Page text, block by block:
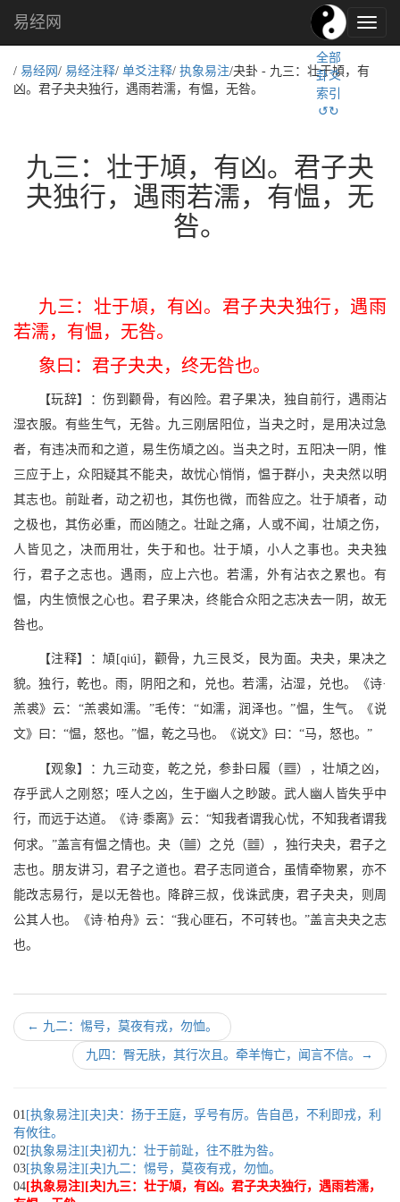
易
经
化,
易经网
全部
卦爻
索引
↺↻
/ 易经网 / 易经注释/ 单爻注释/ 执象易注/夬卦 - 九三：壮于頄，有
凶。君子夬夬独行，遇雨若濡，有愠，无咎。
九三：壮于頄，有凶。君子夬
夬独行，遇雨若濡，有愠，无
咎。
九三：壮于頄，有凶。君子夬夬独行，遇雨
若濡，有愠，无咎。
象曰：君子夬夬，终无咎也。
【玩辞】：伤到颧骨，有凶险。君子果决，独自前行，遇雨沾
湿衣服。有些生气，无咎。九三刚居阳位，当夬之时，是用决过急
者，有违决而和之道，易生伤頄之凶。当夬之时，五阳决一阴，惟
三应于上，众阳疑其不能夬，故忧心悄悄，愠于群小，夬夬然以明
其志也。前趾者，动之初也，其伤也微，而咎应之。壮于頄者，动
之极也，其伤必重，而凶随之。壮趾之痛，人或不闻，壮頄之伤，
人皆见之，决而用壮，失于和也。壮于頄，小人之事也。夬夬独
行，君子之志也。遇雨，应上六也。若濡，外有沾衣之累也。有
愠，内生愤恨之心也。君子果决，终能合众阳之志决去一阴，故无
咎也。
【注释】：頄[qiú]，颧骨，九三艮爻，艮为面。夬夬，果决之
貌。独行，乾也。雨，阴阳之和，兑也。若濡，沾湿，兑也。《诗·
羔裘》云：“羔裘如濡。”毛传：“如濡，润泽也。”愠，生气。《说
文》曰：“愠，怒也。”愠，乾之马也。《说文》曰：“马，怒也。”
【观象】：九三动变，乾之兑，参卦曰履（p），壮頄之凶，
存乎武人之刚怒；咥人之凶，生于幽人之眇跛。武人幽人皆失乎中
行，而远于达道。《诗·黍离》云：“知我者谓我心忧，不知我者谓我
何求。”盖言有愠之情也。夬（b）之兑（V），独行夬夬，君子之
志也。朋友讲习，君子之道也。君子志同道合，虽情牵物累，亦不
能改志易行，是以无咎也。降辟三叔，伐诛武庚，君子夬夬，则周
公其人也。《诗·柏舟》云：“我心匪石，不可转也。”盖言夬夬之志
也。
← 九二：惕号，莫夜有戎，勿恤。
九四：臀无肤，其行次且。牵羊悔亡，闻言不信。 →
01 [执象易注][夬]夬：扬于王庭，孚号有厉。告自邑，不利即戎，利
有攸往。
02[执象易注][夬]初九：壮于前趾，往不胜为咎。
03[执象易注][夬]九二：惕号，莫夜有戎，勿恤。
04[执象易注][夬]九三：壮于頄，有凶。君子夬夬独行，遇雨若濡，